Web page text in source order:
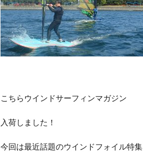
こちらウインドサーフィンマガジン
入荷しました！
今回は最近話題のウインドフォイル特集